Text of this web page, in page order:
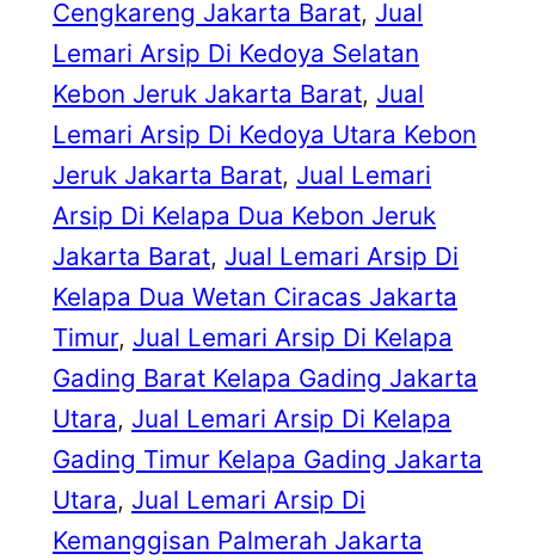
Cengkareng Jakarta Barat, Jual
Lemari Arsip Di Kedoya Selatan
Kebon Jeruk Jakarta Barat, Jual
Lemari Arsip Di Kedoya Utara Kebon
Jeruk Jakarta Barat, Jual Lemari
Arsip Di Kelapa Dua Kebon Jeruk
Jakarta Barat, Jual Lemari Arsip Di
Kelapa Dua Wetan Ciracas Jakarta
Timur, Jual Lemari Arsip Di Kelapa
Gading Barat Kelapa Gading Jakarta
Utara, Jual Lemari Arsip Di Kelapa
Gading Timur Kelapa Gading Jakarta
Utara, Jual Lemari Arsip Di
Kemanggisan Palmerah Jakarta